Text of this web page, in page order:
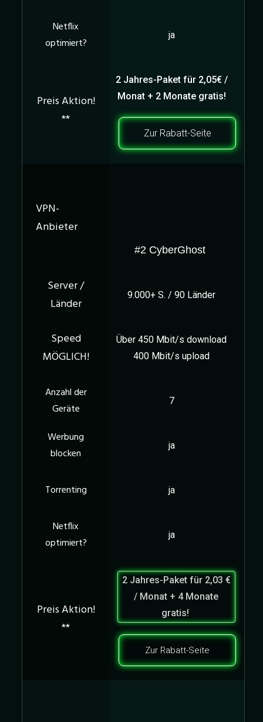
ja
2 Jahres-Paket für 2,05€ /
Monat + 2 Monate gratis!
Zur Rabatt-Seite
#2 CyberGhost
9.000+ S. / 90 Länder
Über 450 Mbit/s download
400 Mbit/s upload
7
ja
ja
ja
2 Jahres-Paket für 2,03 €
/ Monat + 4 Monate
gratis!
Zur Rabatt-Seite